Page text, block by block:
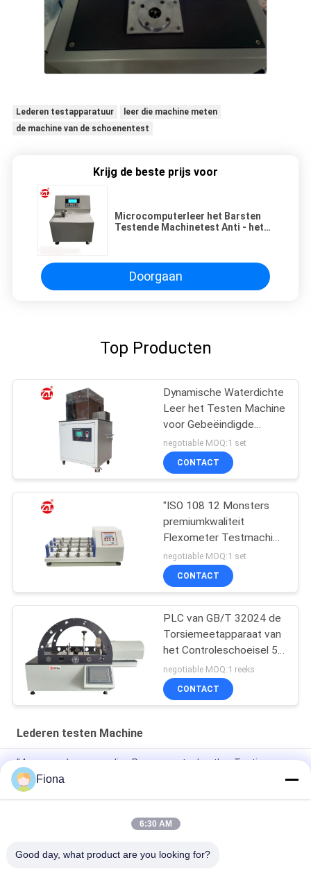
Lederen testapparatuur
leer die machine meten
de machine van de schoenentest
Krijg de beste prijs voor
Microcomputerleer het Barsten
Testende Machinetest Anti - het
Doorgaan
Top Producten
Dynamische Waterdichte
Leer het Testen Machine
voor Gebeëindigde
Leerschoenen ENGELSE
ISO 20344
negotiable MOQ:1 set
CONTACT
"ISO 108 12 Monsters
premiumkwaliteit
Flexometer Testmachine
voor Stof / Leer""
negotiable MOQ:1 set
CONTACT
PLC van GB/T 32024 de
Torsiemeetapparaat van
het Controleschoeisel 50
NM Capaciteits
negotiable MOQ:1 reeks
CONTACT
Lederen testen Machine
"4 groepen hoogwaardige Permeameter Leather Testing
Machine voor Raw Material Uppers, 6 Digit Display LCD"
"LCD-testmachine voor flexiometerleer van topkwaliteit"
"SATRA TM171 topkwaliteit Flexing Leather Dynamic
Fiona
6:30 AM
Good day, what product are you looking for?